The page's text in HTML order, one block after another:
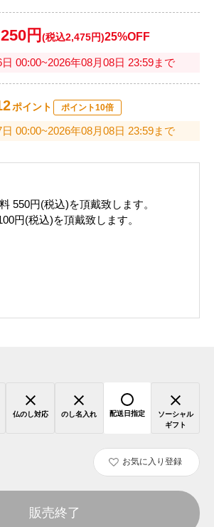
円 (税込2,475円)25%OFF
00:00~2026年08月08日 23:59まで
ポイント ポイント10倍
00:00~2026年08月08日 23:59まで
550円(税込)を頂戴致します。
円(税込)を頂戴致します。
仏のし対応 のし名入れ 配送日指定
ソーシャル
ギフト
お気に入り登録
販売終了